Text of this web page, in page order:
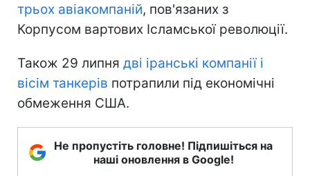
трьох авіакомпаній, пов'язаних з
Корпусом вартових Ісламської революції.
Також 29 липня дві іранські компанії і
вісім танкерів потрапили під економічні
обмеження США.
Не пропустіть головне! Підпишіться на
наші оновлення в Google!